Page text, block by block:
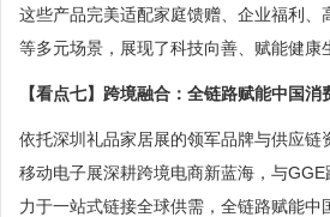
这些产品完美适配家庭馈赠、企业福利、
等多元场景，展现了科技向善、赋能健康
【看点七】跨境融合：全链路赋能中国消
依托深圳礼品家居展的领军品牌与供应链
移动电子展深耕跨境电商新蓝海，与
力于一站式链接全球供需，全链路赋能中